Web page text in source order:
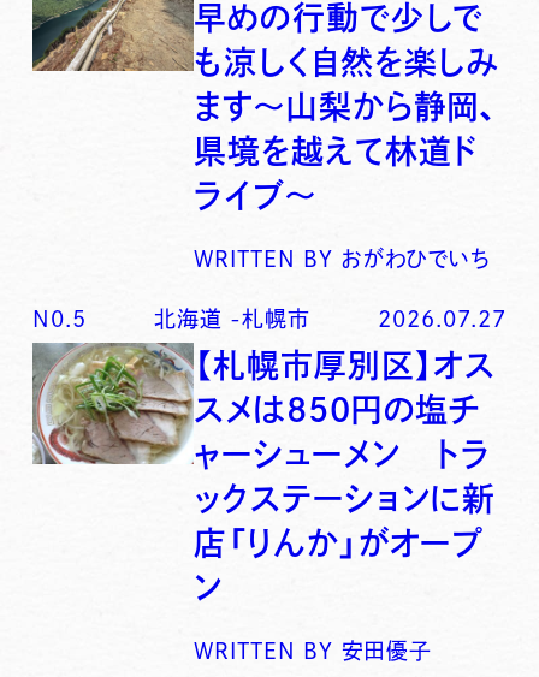
早めの行動で少しで
も涼しく自然を楽しみ
ます〜山梨から静岡、
県境を越えて林道ド
ライブ〜
WRITTEN BY おがわひでいち
N0. 5 北海道 -札幌市 2026.07.27
【札幌市厚別区】オス
スメは850円の塩チ
ャーシューメン トラ
ックステーションに新
店「りんか」がオープ
ン
WRITTEN BY 安田優子